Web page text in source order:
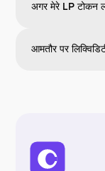
अगर मेरे LP टोकन
आमतौर पर